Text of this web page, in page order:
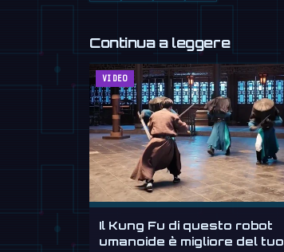
Continua a leggere
VIDEO
Il Kung Fu di questo robot
umanoide è migliore del tuo